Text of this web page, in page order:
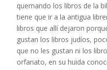
quemando los libros de la
tiene que ir a la antigua
libros que allí dejaron
gustan los libros judíos,
que no les gustan ni los
orfanato, en su huida